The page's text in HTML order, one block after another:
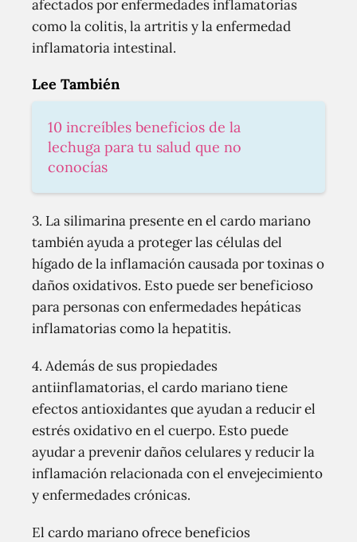
afectados por enfermedades inflamatorias
como la colitis, la artritis y la enfermedad
inflamatoria intestinal.
Lee También
10 increíbles beneficios de la
lechuga para tu salud que no
conocías
3. La silimarina presente en el cardo mariano
también ayuda a proteger las células del
hígado de la inflamación causada por toxinas o
daños oxidativos. Esto puede ser beneficioso
para personas con enfermedades hepáticas
inflamatorias como la hepatitis.
4. Además de sus propiedades
antiinflamatorias, el cardo mariano tiene
efectos antioxidantes que ayudan a reducir el
estrés oxidativo en el cuerpo. Esto puede
ayudar a prevenir daños celulares y reducir la
inflamación relacionada con el envejecimiento
y enfermedades crónicas.
El cardo mariano ofrece beneficios